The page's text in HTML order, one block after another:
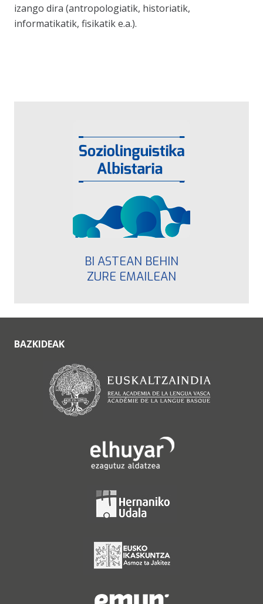
izango dira (antropologiatik, historiatik,
informatikatik, fisikatik e.a.).
BI ASTEAN BEHIN
ZURE EMAILEAN
BAZKIDEAK